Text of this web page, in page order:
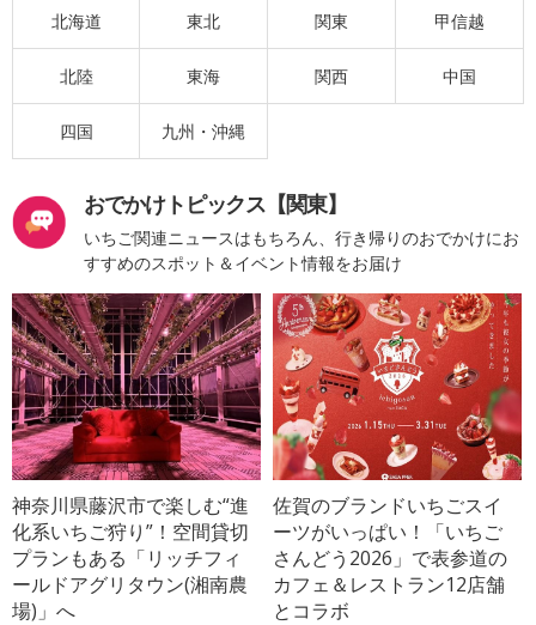
北海道 東北 関東 甲信越
北陸 東海 関西 中国
四国 九州・沖縄
おでかけトピックス【関東】
いちご関連ニュースはもちろん、行き帰りのおでかけにお
すすめのスポット＆イベント情報をお届け
神奈川県藤沢市で楽しむ“進
化系いちご狩り”！空間貸切
プランもある「リッチフィ
ールドアグリタウン(湘南農
場)」へ
佐賀のブランドいちごスイ
ーツがいっぱい！「いちご
さんどう2026」で表参道の
カフェ＆レストラン12店舗
とコラボ